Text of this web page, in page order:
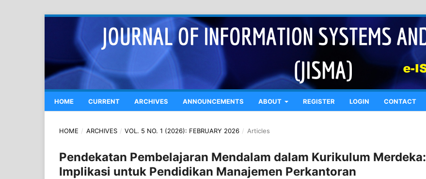
HOME CURRENT ARCHIVES ANNOUNCEMENTS ABOUT REGISTER LOGIN CONTACT
HOME / ARCHIVES / VOL. 5 NO. 1 (2026): FEBRUARY 2026 / Articles
Pendekatan Pembelajaran Mendalam dalam Kurikulum Merdeka:
Implikasi untuk Pendidikan Manajemen Perkantoran